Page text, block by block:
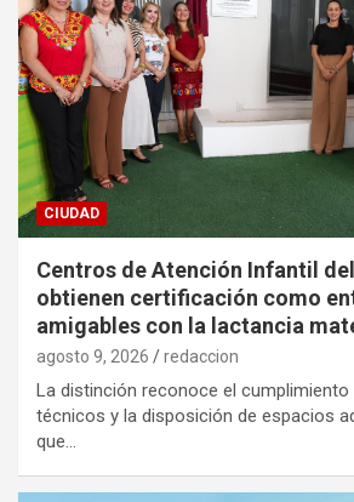
CIUDAD
Centros de Atención Infantil
obtienen certificación como
amigables con la lactancia
agosto 9, 2026 redaccion
La distinción reconoce el
técnicos y la disposición de espacios
que…